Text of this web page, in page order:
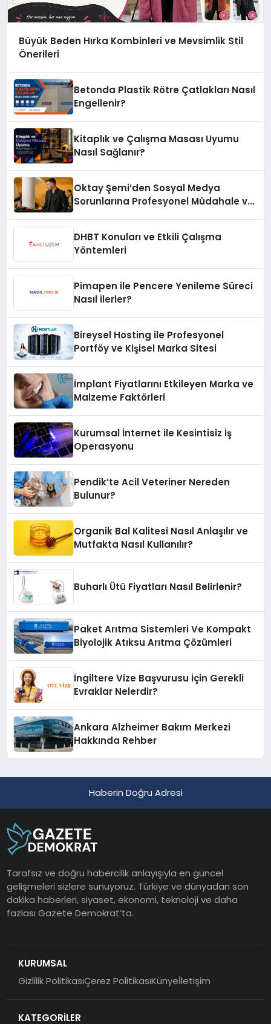
Büyük Beden Hırka Kombinleri ve Mevsimlik Stil
Önerileri
Betonda Plastik Rötre Çatlakları Nasıl
Engellenir?
Kitaplık ve Çalışma Masası Uyumu
Nasıl Sağlanır?
Oktay Şemi’den Sosyal Medya
Sorunlarına Profesyonel Müdahale ve
DHBT Konuları ve Etkili Çalışma
Yöntemleri
Pimapen ile Pencere Yenileme Süreci
Nasıl İlerler?
Bireysel Hosting ile Profesyonel
Portföy ve Kişisel Marka Sitesi
İmplant Fiyatlarını Etkileyen Marka ve
Malzeme Faktörleri
Kurumsal İnternet ile Kesintisiz İş
Operasyonu
Pendik’te Acil Veteriner Nereden
Bulunur?
Organik Bal Kalitesi Nasıl Anlaşılır ve
Mutfakta Nasıl Kullanılır?
Buharlı Ütü Fiyatları Nasıl Belirlenir?
Paket Arıtma Sistemleri Ve Kompakt
Biyolojik Atıksu Arıtma Çözümleri
İngiltere Vize Başvurusu İçin Gerekli
Evraklar Nelerdir?
Ankara Alzheimer Bakım Merkezi
Hakkında Rehber
Haberin Doğru Adresi
Tarafsız ve doğru habercilik anlayışıyla en güncel
gelişmeleri sizlere sunuyoruz. Türkiye ve dünyadan son
dakika haberleri, siyaset, ekonomi, teknoloji ve daha
fazlası Gazete Demokrat’ta.
KURUMSAL
Gizlilik PolitikasıÇerez PolitikasıKünyeİletişim
KATEGORİLER